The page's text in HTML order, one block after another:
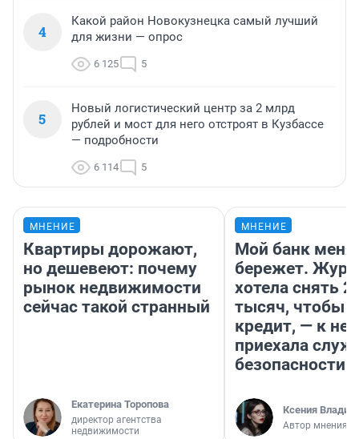
4
Какой район Новокузнецка самый лучший
для жизни — опрос
6 125 5
5
Новый логистический центр за 2 млрд
рублей и мост для него отстроят в Кузбассе
— подробности
6 114 5
МНЕНИЕ
Квартиры дорожают,
но дешевеют: почему
рынок недвижимости
сейчас такой странный
Екатерина Торопова
директор агентства
недвижимости
МНЕНИЕ
Мой банк меня
бережет.
хотела снять
тысяч, чтобы
кредит, — к
приехала
безопасности
Ксения
Автор мнения